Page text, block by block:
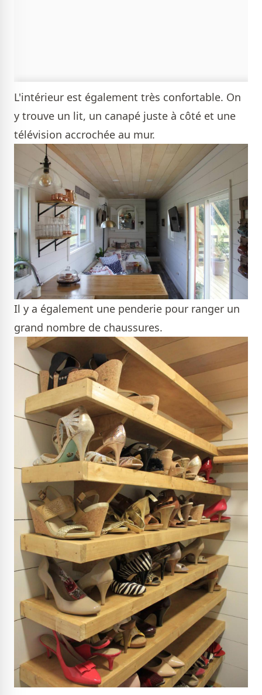
L'intérieur est également très confortable. On
y trouve un lit, un canapé juste à côté et une
télévision accrochée au mur.
Il y a également une penderie pour ranger un
grand nombre de chaussures.